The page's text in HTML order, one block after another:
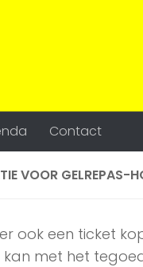
Contact
VOOR GELREPAS-
ook een ticket
met het